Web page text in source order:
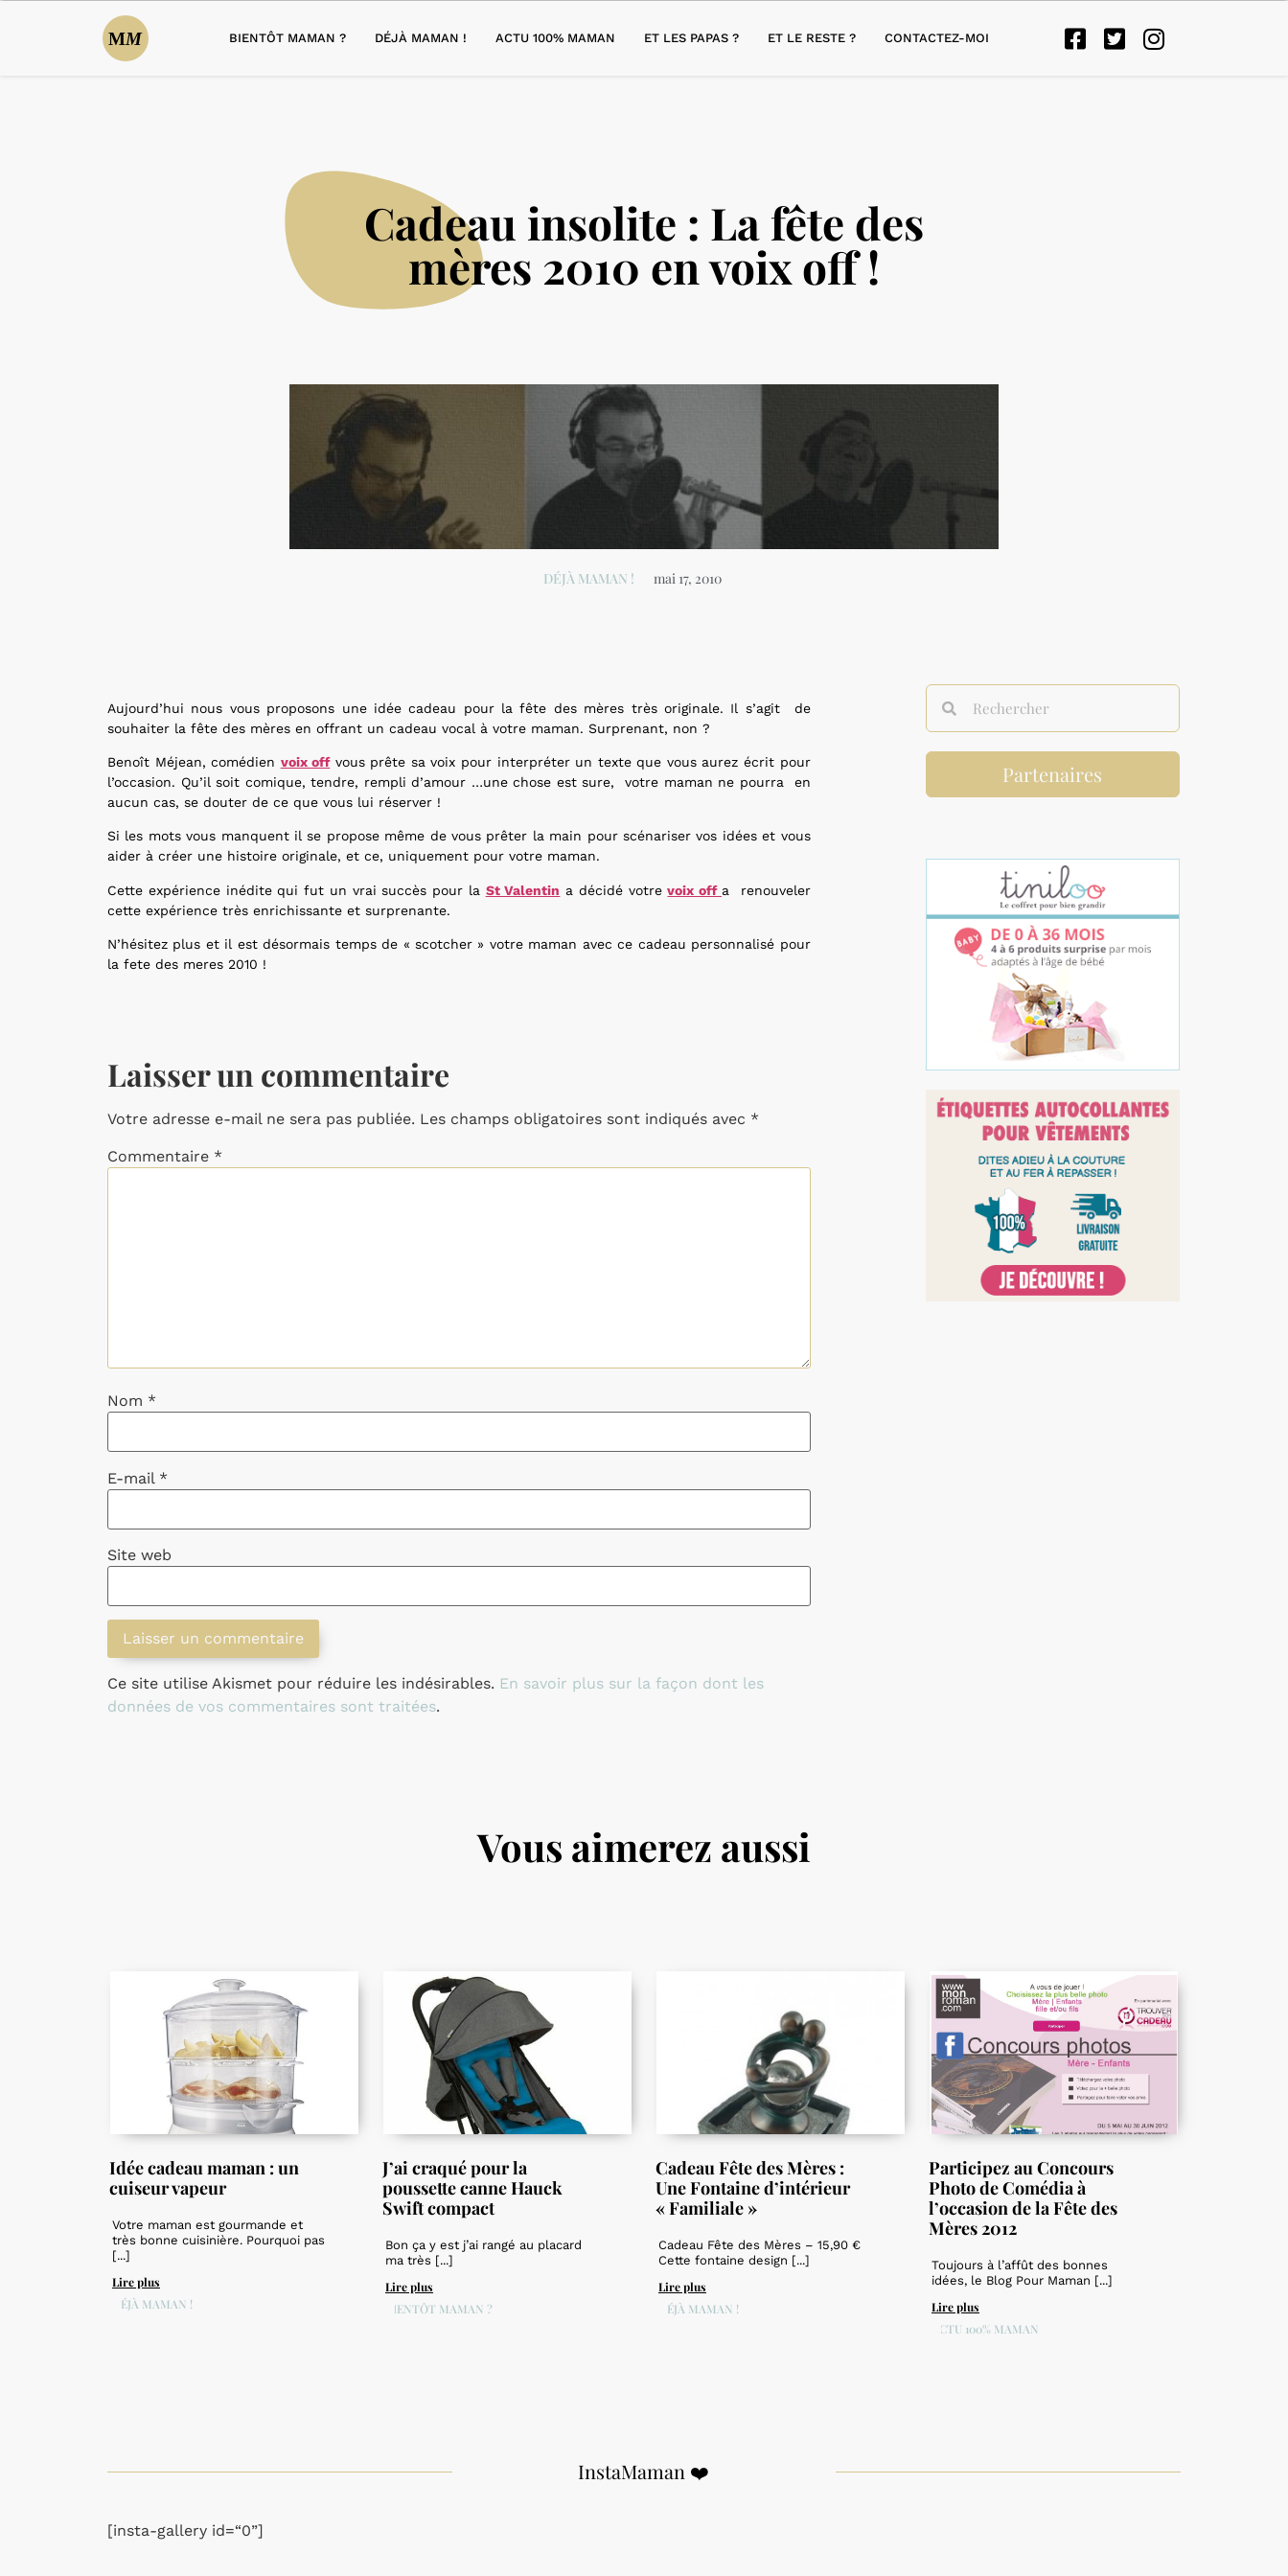
BIENTÔT MAMAN ? DÉJÀ MAMAN ! ACTU 100% MAMAN ET LES PAPAS ? ET LE RESTE ? CONTACTEZ-MOI
Cadeau insolite : La fête des
mères 2010 en voix off !
DÉJÀ MAMAN ! mai 17, 2010
Aujourd’hui nous vous proposons une idée cadeau pour la fête des mères très originale. Il s’agit de
souhaiter la fête des mères en offrant un cadeau vocal à votre maman. Surprenant, non ?
Benoît Méjean, comédien voix offvous prête sa voix pour interpréter un texte que vous aurez écrit pour
l’occasion. Qu’il soit comique, tendre, rempli d’amour …une chose est sure, votre maman ne pourra en
aucun cas, se douter de ce que vous lui réserver !
Si les mots vous manquent il se propose même de vous prêter la main pour scénariser vos idées et vous
aider à créer une histoire originale, et ce, uniquement pour votre maman.
Cette expérience inédite qui fut un vrai succès pour la St Valentin a décidé votrevoix off a renouveler
cette expérience très enrichissante et surprenante.
N’hésitez plus et il est désormais temps de « scotcher » votre maman avec ce cadeau personnalisé pour
la fete des meres 2010 !
Laisser un commentaire
Votre adresse e-mail ne sera pas publiée. Les champs obligatoires sont indiqués avec *
Commentaire *
Nom *
E-mail *
Site web
Ce site utilise Akismet pour réduire les indésirables. En savoir plus sur la façon dont les
données de vos commentaires sont traitées.
Partenaires
Vous aimerez aussi
Idée cadeau maman : un
cuiseur vapeur
Votre maman est gourmande et
très bonne cuisinière. Pourquoi pas
[...]
Lire plus
DÉJÀ MAMAN !
J’ai craqué pour la
poussette canne Hauck
Swift compact
Bon ça y est j’ai rangé au placard
ma très [...]
Lire plus
BIENTÔT MAMAN ?
Cadeau Fête des Mères :
Une Fontaine d’intérieur
« Familiale »
Cadeau Fête des Mères – 15,90 €
Cette fontaine design [...]
Lire plus
DÉJÀ MAMAN !
Participez au Concours
Photo de Comédia à
l’occasion de la Fête des
Mères 2012
Toujours à l’affût des bonnes
idées, le Blog Pour Maman [...]
Lire plus
ACTU 100% MAMAN
InstaMaman ❤️
[insta-gallery id=“0”]